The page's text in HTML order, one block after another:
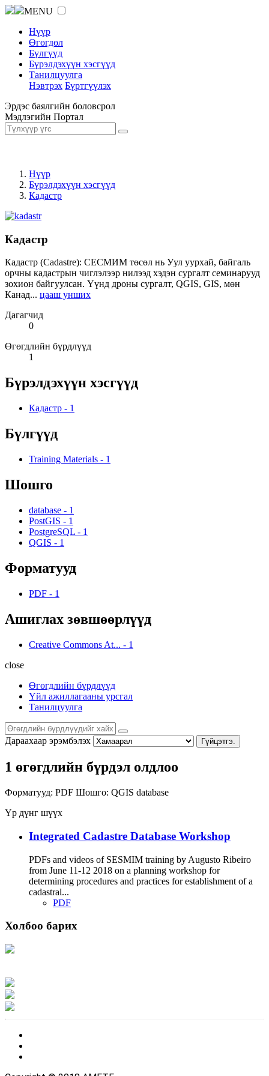
MENU
Нүүр
Өгөгдөл
Бүлгүүд
Бүрэлдэхүүн хэсгүүд
Танилцуулга
Нэвтрэх Бүртгүүлэх
Эрдэс баялгийн боловсрол
Мэдлэгийн Портал
Нүүр
Бүрэлдэхүүн хэсгүүд
Кадастр
Кадастр
Кадастр (Cadastre): СЕСМИМ төсөл нь Уул уурхай, байгаль
орчны кадастрын чиглэлээр нилээд хэдэн сургалт семинарууд
зохион байгуулсан. Үүнд дроны сургалт, QGIS, GIS, мөн
Канад... цааш унших
Дагагчид
0
Өгөгдлийн бүрдлүүд
1
Бүрэлдэхүүн хэсгүүд
Кадастр - 1
Бүлгүүд
Training Materials - 1
Шошго
database - 1
PostGIS - 1
PostgreSQL - 1
QGIS - 1
Форматууд
PDF - 1
Ашиглах зөвшөөрлүүд
Creative Commons At... - 1
close
Өгөгдлийн бүрдлүүд
Үйл ажиллагааны урсгал
Танилцуулга
Дараахаар эрэмбэлэх Гүйцэтгэ.
1 өгөгдлийн бүрдэл олдлоо
Форматууд: PDF Шошго: QGIS database
Үр дүнг шүүх
Integrated Cadastre Database Workshop
PDFs and videos of SESMIM training by Augusto Ribeiro
from June 11-12 2018 on a planning workshop for
determining procedures and practices for establishment of a
cadastral...
PDF
Холбоо барих